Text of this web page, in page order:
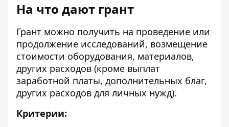
На что дают грант
Грант можно получить на проведение или
продолжение исследований, возмещение
стоимости оборудования, материалов,
других расходов (кроме выплат
заработной платы, дополнительных благ,
других расходов для личных нужд).
Критерии: